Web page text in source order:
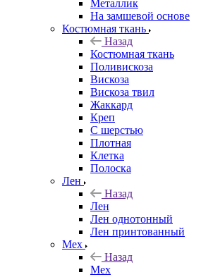
Металлик
На замшевой основе
Костюмная ткань
Назад
Костюмная ткань
Поливискоза
Вискоза
Вискоза твил
Жаккард
Креп
С шерстью
Плотная
Клетка
Полоска
Лен
Назад
Лен
Лен однотонный
Лен принтованный
Мех
Назад
Мех